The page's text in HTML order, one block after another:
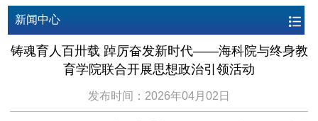
新闻中心
铸魂育人百卅载 踔厉奋发新时代——海科院与终身教
育学院联合开展思想政治引领活动
发布时间：2026年04月02日